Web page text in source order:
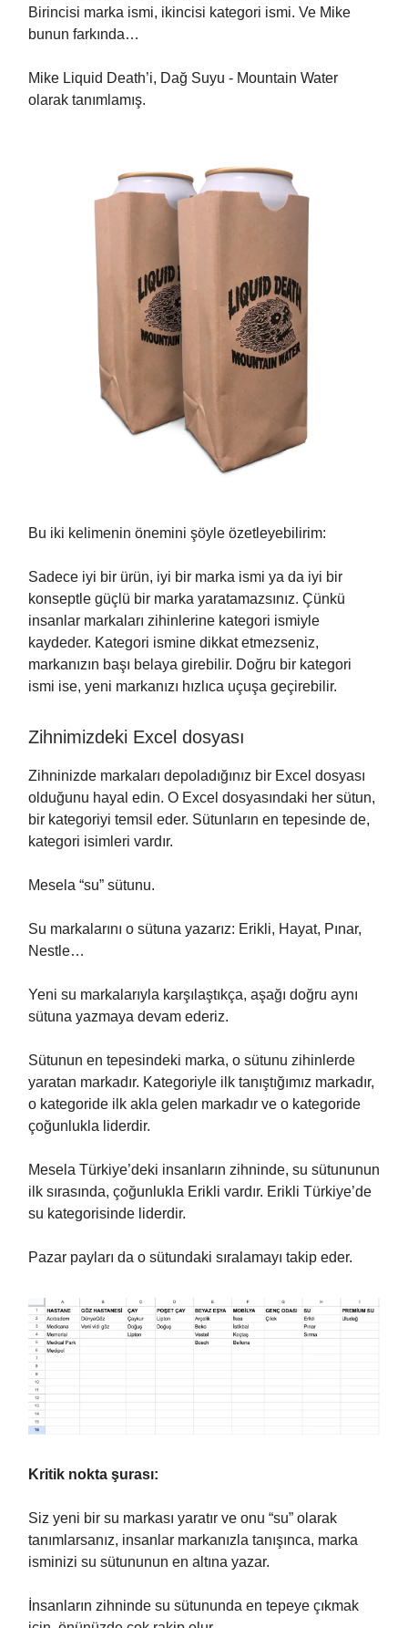
Birincisi marka ismi, ikincisi kategori ismi. Ve Mike
bunun farkında…
Mike Liquid Death’i, Dağ Suyu - Mountain Water
olarak tanımlamış.
Bu iki kelimenin önemini şöyle özetleyebilirim:
Sadece iyi bir ürün, iyi bir marka ismi ya da iyi bir
konseptle güçlü bir marka yaratamazsınız. Çünkü
insanlar markaları zihinlerine kategori ismiyle
kaydeder. Kategori ismine dikkat etmezseniz,
markanızın başı belaya girebilir. Doğru bir kategori
ismi ise, yeni markanızı hızlıca uçuşa geçirebilir.
Zihnimizdeki Excel dosyası
Zihninizde markaları depoladığınız bir Excel dosyası
olduğunu hayal edin. O Excel dosyasındaki her sütun,
bir kategoriyi temsil eder. Sütunların en tepesinde de,
kategori isimleri vardır.
Mesela “su” sütunu.
Su markalarını o sütuna yazarız: Erikli, Hayat, Pınar,
Nestle…
Yeni su markalarıyla karşılaştıkça, aşağı doğru aynı
sütuna yazmaya devam ederiz.
Sütunun en tepesindeki marka, o sütunu zihinlerde
yaratan markadır. Kategoriyle ilk tanıştığımız markadır,
o kategoride ilk akla gelen markadır ve o kategoride
çoğunlukla liderdir.
Mesela Türkiye’deki insanların zihninde, su sütununun
ilk sırasında, çoğunlukla Erikli vardır. Erikli Türkiye’de
su kategorisinde liderdir.
Pazar payları da o sütundaki sıralamayı takip eder.
Kritik nokta şurası:
Siz yeni bir su markası yaratır ve onu “su” olarak
tanımlarsanız, insanlar markanızla tanışınca, marka
isminizi su sütununun en altına yazar.
İnsanların zihninde su sütununda en tepeye çıkmak